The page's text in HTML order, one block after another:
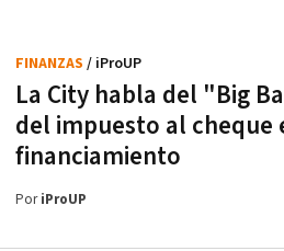
La City habla del "Big
del impuesto al cheque
financiamiento
FINANZAS / iProUP
PoriProUP